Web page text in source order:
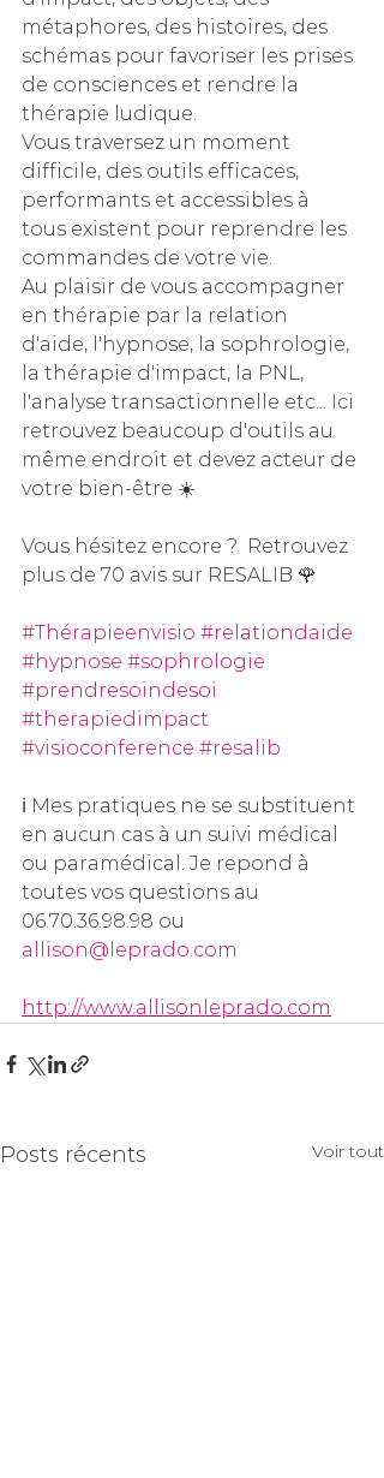
métaphores, des histoires, des
schémas pour favoriser les prises
de consciences et rendre la
thérapie ludique.
Vous traversez un moment
difficile, des outils efficaces,
performants et accessibles à
tous existent pour reprendre les
commandes de votre vie.
Au plaisir de vous accompagner
en thérapie par la relation
d'aide, l'hypnose, la sophrologie,
la thérapie d'impact, la PNL,
l'analyse transactionnelle etc... Ici
retrouvez beaucoup d'outils au
même endroit et devez acteur de
votre bien-être ☀️
Vous hésitez encore ?  Retrouvez
plus de 70 avis sur RESALIB 🌹
#Thérapieenvisio #relationdaide
#hypnose #sophrologie
#prendresoindesoi
#therapiedimpact
#visioconference #resalib
ℹ️ Mes pratiques ne se substituent
en aucun cas à un suivi médical
ou paramédical. Je repond à
toutes vos questions au
06.70.36.98.98 ou
allison@leprado.com
http://www.allisonleprado.com
Posts récents Voir tout